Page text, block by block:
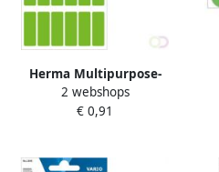
Herma Multipurpose-
etiketten 12 x 34 mm groen
permanent hechtend om
2 webshops
€ 0,91